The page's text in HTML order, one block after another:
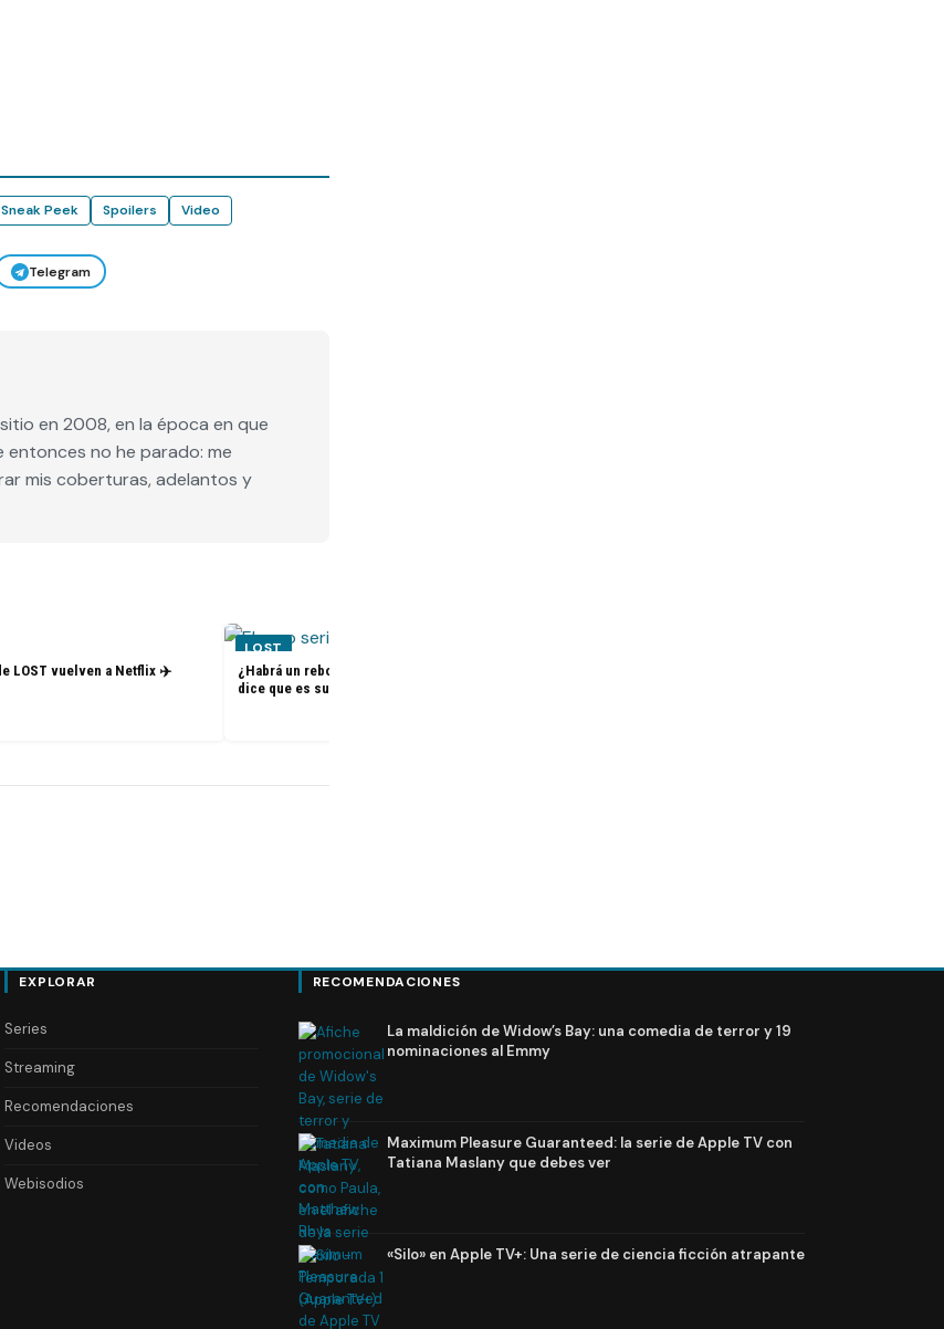
Sneak Peek Spoilers Video
Telegram
en 2008, en la época en que
entonces no he parado: me
mis coberturas, adelantos y
LOST vuelven a Netflix ✈️
LOST
¿Habrá un reboot de Lost? La nueva presidenta de ABC
dice que es su sueño
EXPLORAR
Series
Streaming
Recomendaciones
Videos
Webisodios
RECOMENDACIONES
La maldición de Widow’s Bay: una comedia de terror y 19
nominaciones al Emmy
Maximum Pleasure Guaranteed: la serie de Apple TV con
Tatiana Maslany que debes ver
«Silo» en Apple TV+: Una serie de ciencia ficción atrapante